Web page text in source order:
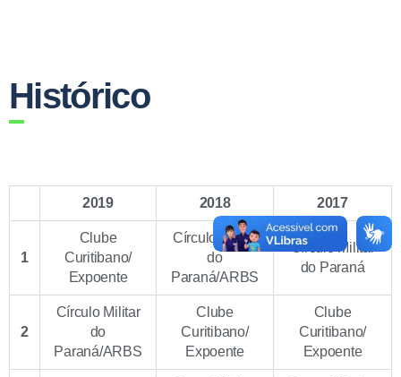
Histórico
2019 2018 2017
1
Clube
Curitibano/
Expoente
Círculo Militar
do
Paraná/ARBS
Círculo Militar
do Paraná
2
Círculo Militar
do
Paraná/ARBS
Clube
Curitibano/
Expoente
Clube
Curitibano/
Expoente